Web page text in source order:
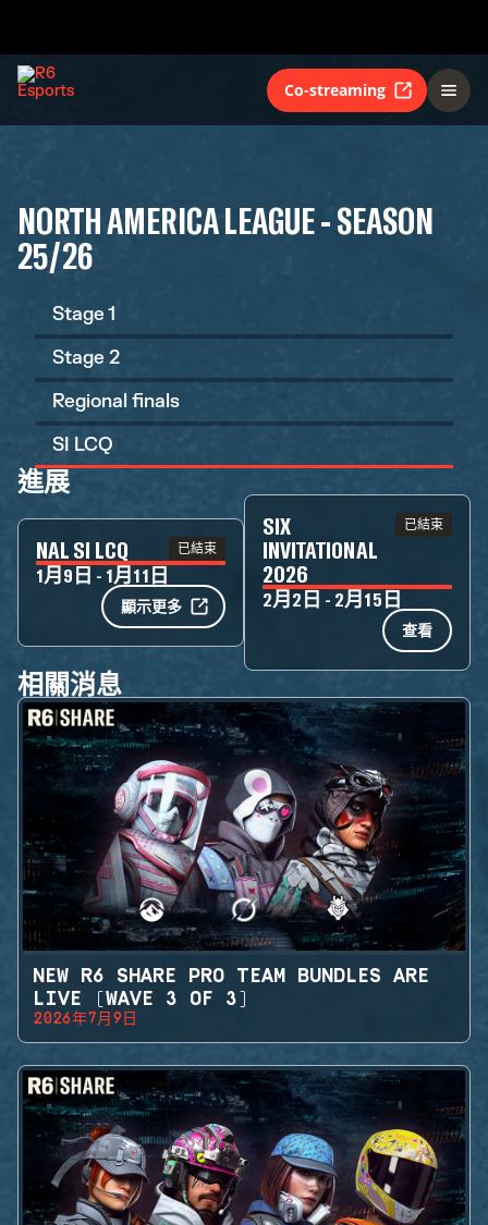
Co-streaming
NORTH AMERICA LEAGUE - SEASON
25/26
Stage 1
Stage 2
Regional finals
SI LCQ
進展
NAL SI LCQ 已結束
1月9日 - 1月11日
顯示更多
SIX
INVITATIONAL
2026
已結束
2月2日 - 2月15日
查看
相關消息
NEW R6 SHARE PRO TEAM BUNDLES ARE
LIVE (WAVE 3 OF 3)
2026年7月9日